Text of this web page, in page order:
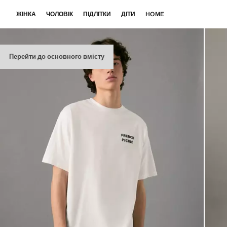
Перейти до основного вмісту
ЖІНКА ЧОЛОВІК ПІДЛІТКИ ДІТИ HOME